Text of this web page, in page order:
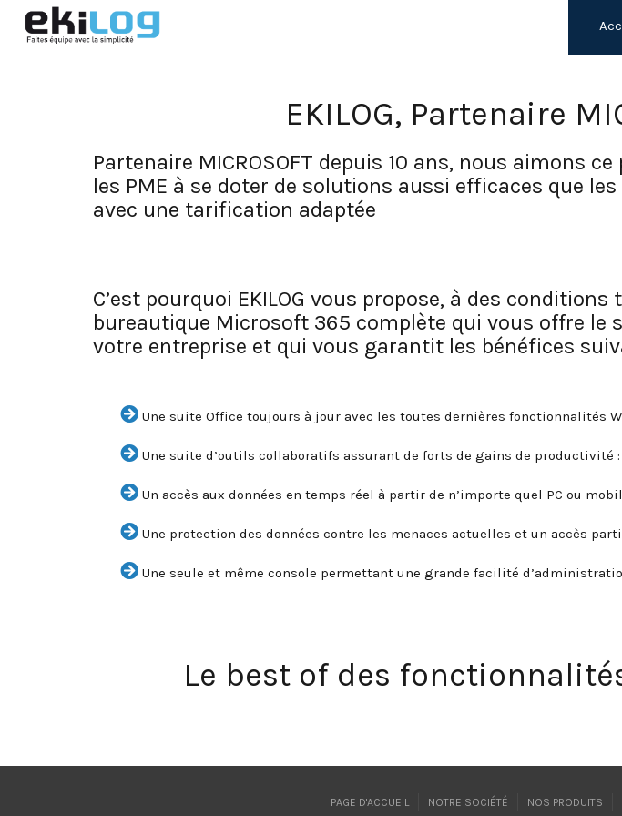
EKILOG, Partenaire
Partenaire MICROSOFT depuis 10 ans, nous aimons
les PME à se doter de solutions aussi efficaces que
avec une tarification adaptée
C’est pourquoi EKILOG vous propose, à des
bureautique Microsoft 365 complète qui vous offre
votre entreprise et qui vous garantit les bénéfices
Une suite Office toujours à jour avec les toutes dernières fonctionnalités
Une suite d’outils collaboratifs assurant de forts de gains de productivité
Un accès aux données en temps réel à partir de n’importe quel PC ou
Une protection des données contre les menaces actuelles et un accès
Une seule et même console permettant une grande facilité
Le best of des
PAGE D'ACCUEIL NOTRE SOCIÉTÉ NOS PRODUITS